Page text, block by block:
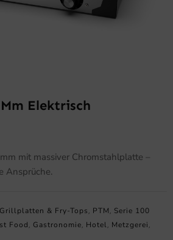
Elektrisch
mit massiver Chromstahlplatte –
Ansprüche.
Grillplatten & Fry-Tops , PTM , Serie 100
Food , Gastronomie , Hotel , Metzgerei ,